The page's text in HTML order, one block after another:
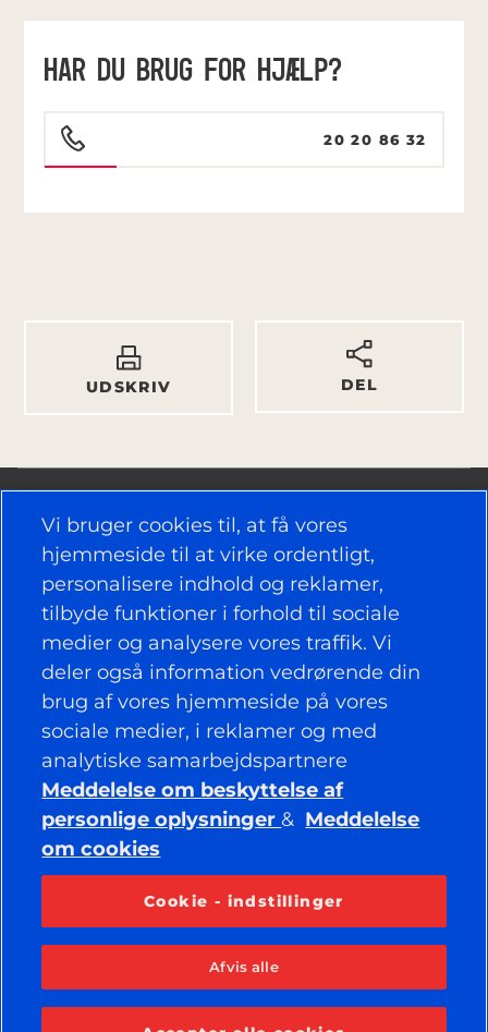
HAR DU BRUG FOR HJÆLP?
20 20 86 32
UDSKRIV DEL
NYTTIGE LINKS
DÆK
POLITIK
VIRKSOMHED
BEVAR FORBINDELSEN
Facebook
YouTube
LinkedIn
© 2026 APOLLO TYRES LTD
Vi bruger cookies til, at få vores
hjemmeside til at virke ordentligt,
personalisere indhold og reklamer,
tilbyde funktioner i forhold til sociale
medier og analysere vores traffik. Vi
deler også information vedrørende din
brug af vores hjemmeside på vores
sociale medier, i reklamer og med
analytiske samarbejdspartnere
Meddelelse om beskyttelse af
personlige oplysninger & Meddelelse
om cookies
Cookie - indstillinger
Afvis alle